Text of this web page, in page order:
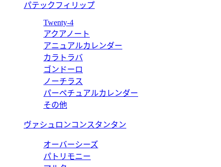
パテックフィリップ
Twenty-4
アクアノート
アニュアルカレンダー
カラトラバ
ゴンドーロ
ノーチラス
パーペチュアルカレンダー
その他
ヴァシュロンコンスタンタン
オーバーシーズ
パトリモニー